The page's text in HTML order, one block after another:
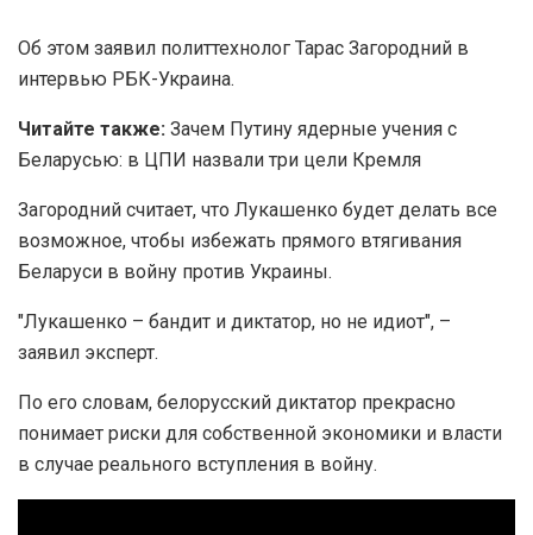
Об этом заявил политтехнолог Тарас Загородний в
интервью РБК-Украина.
Читайте также: Зачем Путину ядерные учения с
Беларусью: в ЦПИ назвали три цели Кремля
Загородний считает, что Лукашенко будет делать все
возможное, чтобы избежать прямого втягивания
Беларуси в войну против Украины.
"Лукашенко – бандит и диктатор, но не идиот", –
заявил эксперт.
По его словам, белорусский диктатор прекрасно
понимает риски для собственной экономики и власти
в случае реального вступления в войну.